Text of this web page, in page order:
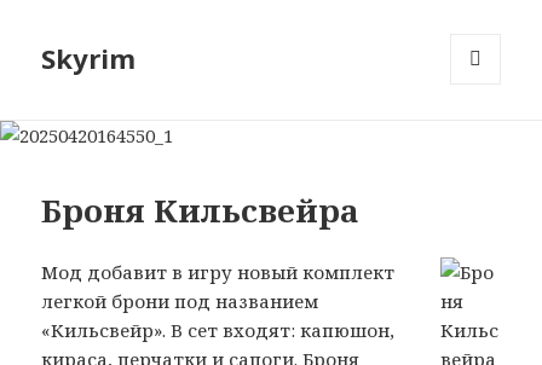
Skyrim
Броня Кильсвейра
Мод добавит в игру новый комплект
легкой брони под названием
«Кильсвейр». В сет входят: капюшон,
кираса, перчатки и сапоги. Броня